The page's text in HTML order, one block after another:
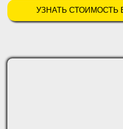
УЗНАТЬ СТОИМОСТЬ